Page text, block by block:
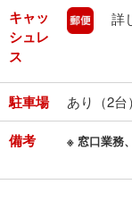
キャッ
シュレ
ス
郵便
詳
駐車場 あり（2台）
備考 ※ 窓口業務